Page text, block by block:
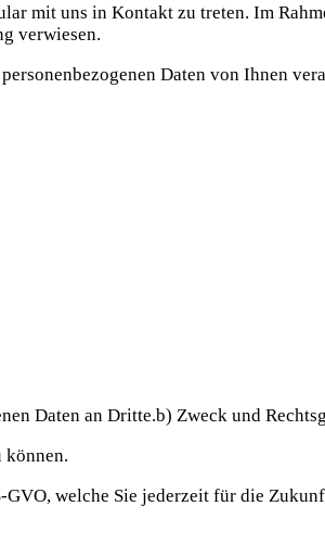
mit uns in Kontakt zu treten. Im
verwiesen.
Daten von Ihnen
Daten an Dritte.b) Zweck und
können.
welche Sie jederzeit für die